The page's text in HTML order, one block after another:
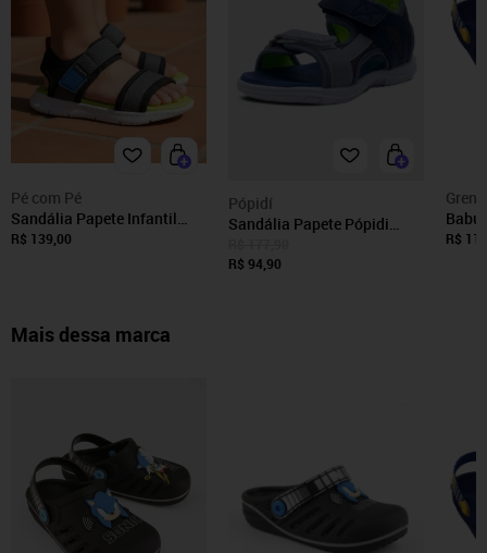
Pé com Pé
Sandália Papete Infantil
Masculina Pé com Pé
R$ 139,00
Pópidí
Sandália Papete Pópidi
Marinho
R$ 94,90
R$
Mais dessa marca